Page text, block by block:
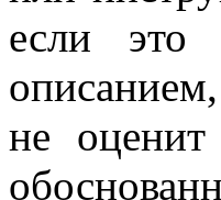
если это
не